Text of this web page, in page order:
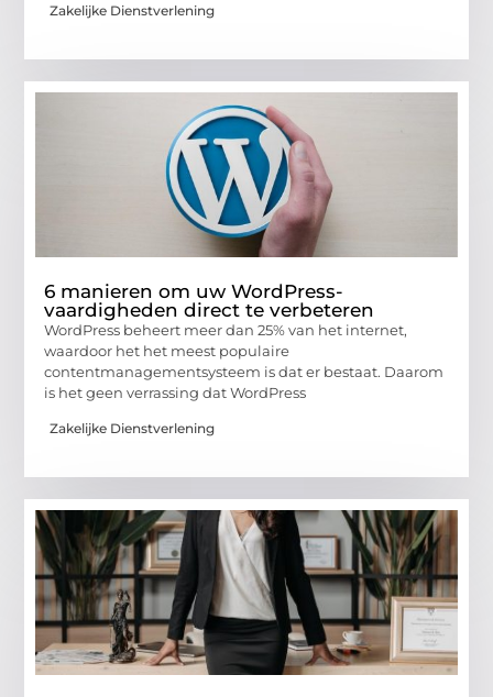
Zakelijke Dienstverlening
6 manieren om uw WordPress-
vaardigheden direct te verbeteren
WordPress beheert meer dan 25% van het internet,
waardoor het het meest populaire
contentmanagementsysteem is dat er bestaat. Daarom
is het geen verrassing dat WordPress
Zakelijke Dienstverlening